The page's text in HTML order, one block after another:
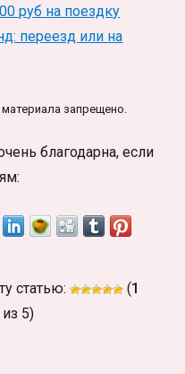
руб на поездку
переезд или на
запрещено.
благодарна, если
статью: (1
из 5)